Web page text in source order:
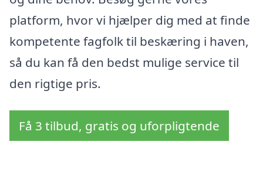
platform, hvor vi hjælper dig med at finde
kompetente fagfolk til beskæring i haven,
så du kan få den bedst mulige service til
den rigtige pris.
Få 3 tilbud, gratis og uforpligtende